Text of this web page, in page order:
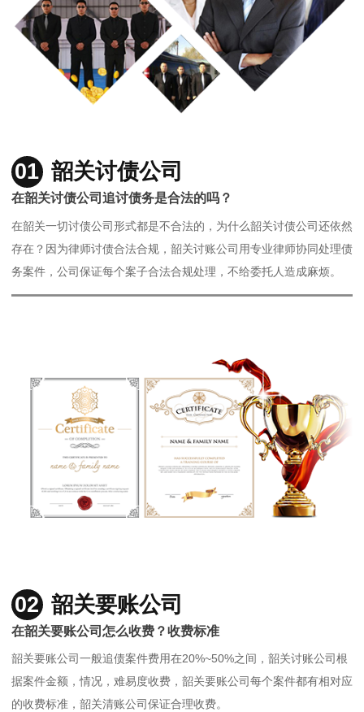
01 韶关讨债公司
在韶关讨债公司追讨债务是合法的吗？
在韶关一切讨债公司形式都是不合法的，为什么韶关讨债公司还依然
存在？因为律师讨债合法合规，韶关讨账公司用专业律师协同处理债
务案件，公司保证每个案子合法合规处理，不给委托人造成麻烦。
02 韶关要账公司
在韶关要账公司怎么收费？收费标准
韶关要账公司一般追债案件费用在20%~50%之间，韶关讨账公司根
据案件金额，情况，难易度收费，韶关要账公司每个案件都有相对应
的收费标准，韶关清账公司保证合理收费。